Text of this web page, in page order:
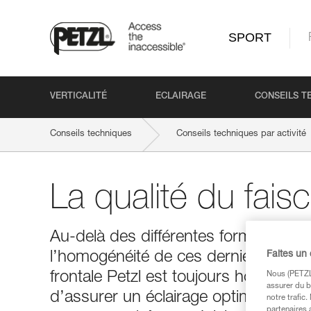
SPORT
VERTICALITÉ ECLAIRAGE CONSEILS
Conseils techniques Conseils techniques par activité
La qualité du
Au-delà des différentes formes de
l’homogénéité de ces derniers.
frontale Petzl est toujours
d’assurer un éclairage optimal, les
Faites un
Nous
assurer du
notre trafic.